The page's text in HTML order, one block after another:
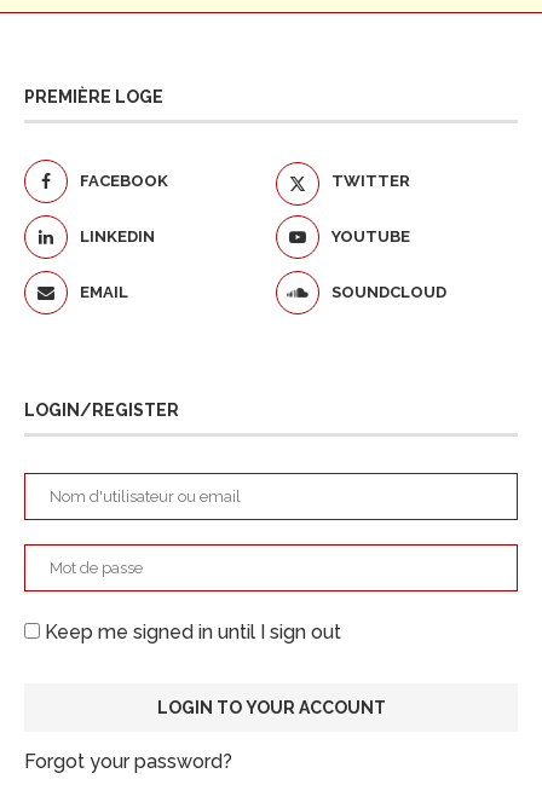
PREMIÈRE LOGE
FACEBOOK TWITTER
LINKEDIN YOUTUBE
EMAIL SOUNDCLOUD
LOGIN/REGISTER
Keep me signed in until I sign out
Forgot your password?